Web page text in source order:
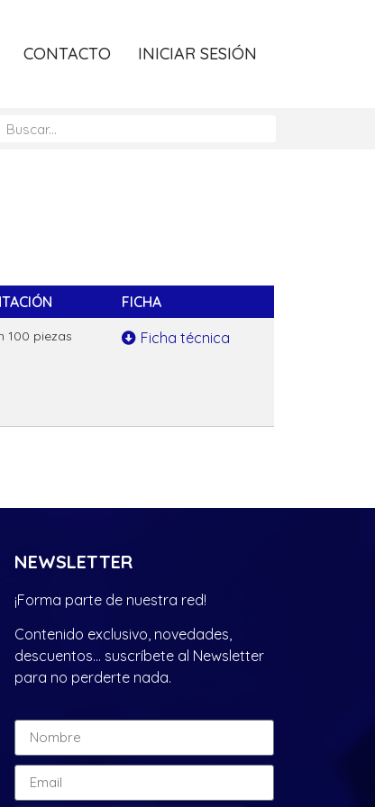
CONTACTO INICIAR SESIÓN
FICHA
100 piezas Ficha técnica
NEWSLETTER
¡Forma parte de nuestra red!
Contenido exclusivo, novedades,
descuentos… suscríbete al Newsletter
para no perderte nada.